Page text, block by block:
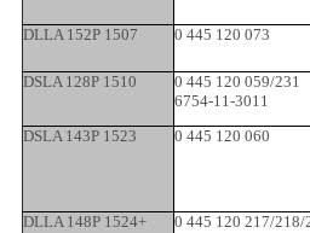
DLLA 152P 1507 0 445 120 073
DSLA 128P 1510
0 445 120 059/231
6754-11-3011
DSLA 143P 1523
0 445 120 060
DLLA 148P 1524+ 0 445 120 217/218/